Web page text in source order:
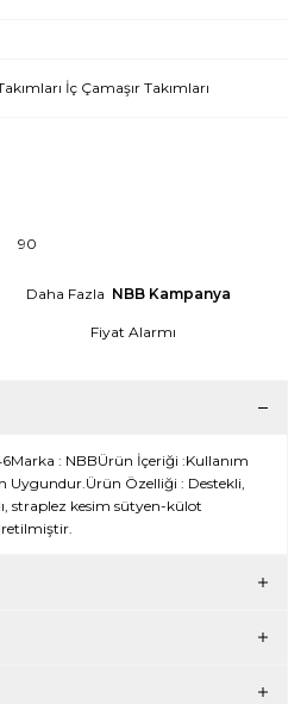
İç Çamaşır Takımları
90
Daha Fazla NBB Kampanya
Fiyat Alarmı
: NBBÜrün İçeriği :Kullanım
Uygundur.Ürün Özelliği : Destekli,
straplez kesim sütyen-külot